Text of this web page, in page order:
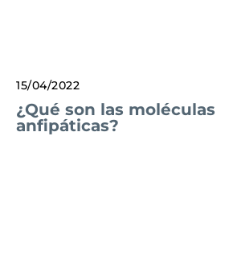
15/04/2022
¿Qué son las moléculas
anfipáticas?